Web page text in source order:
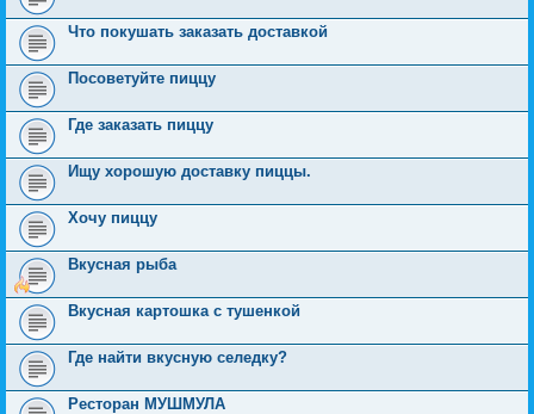
Что покушать заказать доставкой
Посоветуйте пиццу
Где заказать пиццу
Ищу хорошую доставку пиццы.
Хочу пиццу
Вкусная рыба
Вкусная картошка с тушенкой
Где найти вкусную селедку?
Ресторан МУШМУЛА